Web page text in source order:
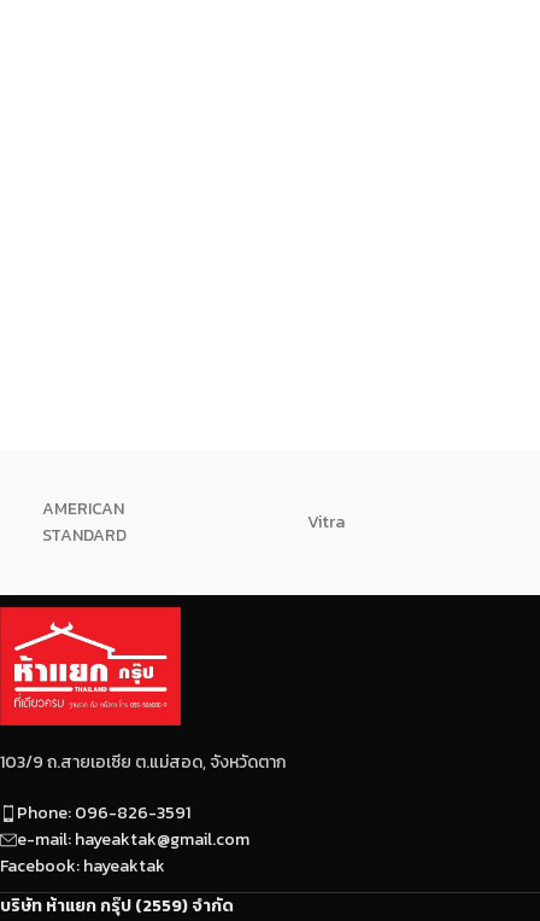
AMERICAN
STANDARD
Vitra
103/9 ถ.สายเอเซีย ต.แม่สอด, จังหวัดตาก
Phone: 096-826-3591
e-mail: hayeaktak@gmail.com
Facebook: hayeaktak
บริษัท ห้าแยก กรุ๊ป (2559) จำกัด